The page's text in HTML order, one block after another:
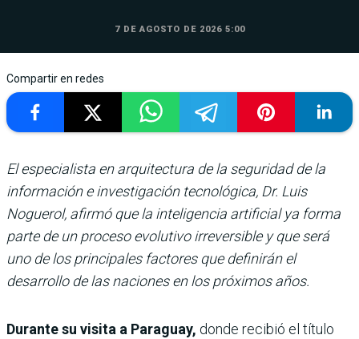
7 DE AGOSTO DE 2026 5:00
Compartir en redes
El especialista en arquitectura de la seguridad de la
información e investigación tecnológica, Dr. Luis
Noguerol, afirmó que la inteligencia artificial ya forma
parte de un proceso evolutivo irreversible y que será
uno de los principales factores que definirán el
desarrollo de las naciones en los próximos años.
Durante su visita a Paraguay, donde recibió el título